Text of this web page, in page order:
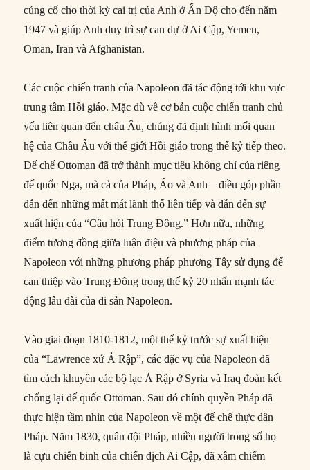
củng cố cho thời kỳ cai trị của Anh ở Ấn Độ cho đến năm
1947 và giúp Anh duy trì sự can dự ở Ai Cập, Yemen,
Oman, Iran và Afghanistan.
Các cuộc chiến tranh của Napoleon đã tác động tới khu vực
trung tâm Hồi giáo. Mặc dù về cơ bản cuộc chiến tranh chủ
yếu liên quan đến châu Âu, chúng đã định hình mối quan
hệ của Châu Âu với thế giới Hồi giáo trong thế kỷ tiếp theo.
Đế chế Ottoman đã trở thành mục tiêu không chỉ của riêng
đế quốc Nga, mà cả của Pháp, Áo và Anh – điều góp phần
dẫn đến những mất mát lãnh thổ liên tiếp và dẫn đến sự
xuất hiện của “Câu hỏi Trung Đông.” Hơn nữa, những
điểm tương đồng giữa luận điệu và phương pháp của
Napoleon với những phương pháp phương Tây sử dụng để
can thiệp vào Trung Đông trong thế kỷ 20 nhấn mạnh tác
động lâu dài của di sản Napoleon.
Vào giai đoạn 1810-1812, một thế kỷ trước sự xuất hiện
của “Lawrence xứ Ả Rập”, các đặc vụ của Napoleon đã
tìm cách khuyên các bộ lạc Ả Rập ở Syria và Iraq đoàn kết
chống lại đế quốc Ottoman. Sau đó chính quyền Pháp đã
thực hiện tầm nhìn của Napoleon về một đế chế thực dân
Pháp. Năm 1830, quân đội Pháp, nhiều người trong số họ
là cựu chiến binh của chiến dịch Ai Cập, đã xâm chiếm